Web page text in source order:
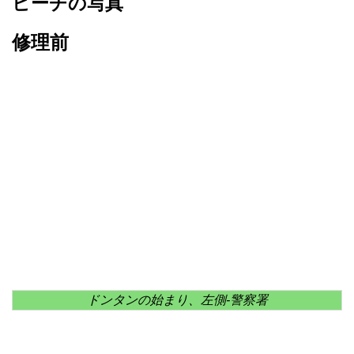
修理前
ドンタンの始まり、左側-警察署